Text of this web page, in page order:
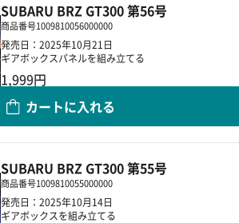
SUBARU BRZ GT300 第56号
商品番号1009810056000000
発売日：2025年10月21日
ギアボックスパネルを組み立てる
1,999円
カートに入れる
SUBARU BRZ GT300 第55号
商品番号1009810055000000
発売日：2025年10月14日
ギアボックスを組み立てる